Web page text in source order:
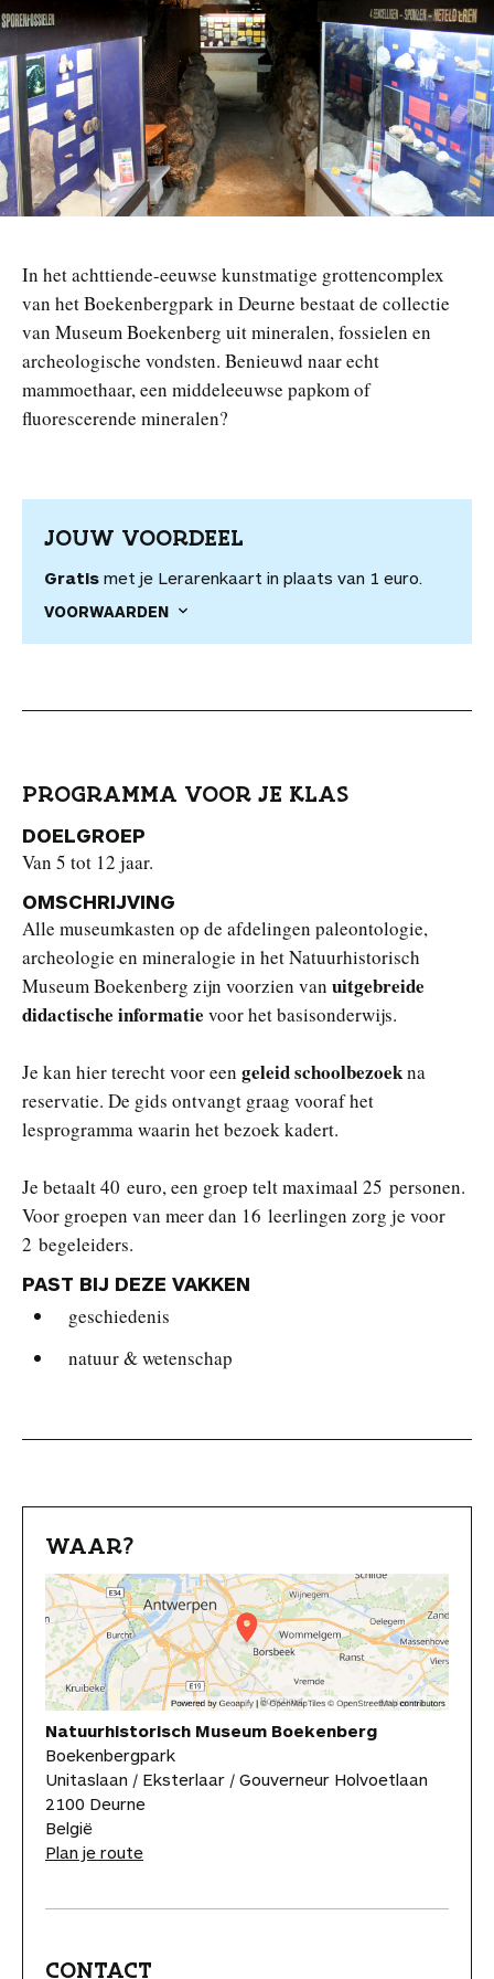
n
In het achttiende-eeuwse kunstmatige grottencomplex
van het Boekenbergpark in Deurne bestaat de collectie
van Museum Boekenberg uit mineralen, fossielen en
archeologische vondsten. Benieuwd naar echt
mammoethaar, een middeleeuwse papkom of
fluorescerende mineralen?
JOUW VOORDEEL
Gratis met je Lerarenkaart in plaats van 1 euro.
VOORWAARDEN
PROGRAMMA VOOR JE KLAS
DOELGROEP
Van 5 tot 12 jaar.
OMSCHRIJVING
Alle museumkasten op de afdelingen paleontologie,
archeologie en mineralogie in het Natuurhistorisch
Museum Boekenberg zijn voorzien van uitgebreide
didactische informatie voor het basisonderwijs.
Je kan hier terecht voor een geleid schoolbezoekna
reservatie. De gids ontvangt graag vooraf het
lesprogramma waarin het bezoek kadert.
Je betaalt 40 euro, een groep telt maximaal 25 personen.
Voor groepen van meer dan 16 leerlingen zorg je voor
2 begeleiders.
PAST BIJ DEZE VAKKEN
geschiedenis
natuur & wetenschap
WAAR?
Natuurhistorisch Museum Boekenberg
Boekenbergpark
Unitaslaan / Eksterlaar / Gouverneur Holvoetlaan
2100 Deurne
België
Plan je route
CONTACT